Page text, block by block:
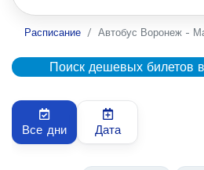
Расписание Автобус Воронеж -
Поиск дешевых билетов в
Все дни Дата